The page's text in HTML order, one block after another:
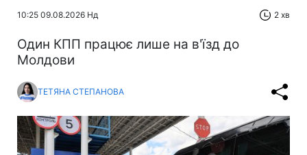
10:25 09.08.2026 Нд 2 хв
Один КПП працює лише на в'їзд до
Молдови
ТЕТЯНА СТЕПАНОВА